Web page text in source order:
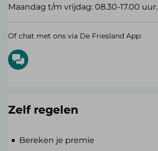
Maandag t/m vrijdag: 08.30-17.00 uur.
Of chat met ons via De Friesland App:
Zelf regelen
Bereken je premie